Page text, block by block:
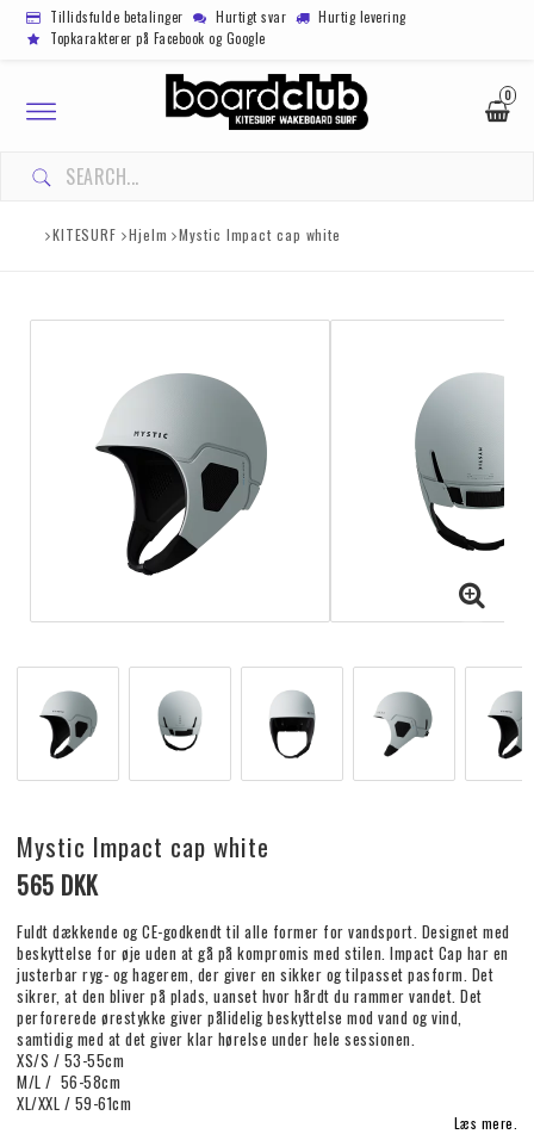
Tillidsfulde betalinger Hurtigt svar
Hurtig levering
Topkarakterer på Facebook og Google
0
Toggle
navigation
KITESURF Hjelm Mystic Impact cap white
Mystic Impact cap white
565 DKK
Fuldt dækkende og CE-godkendt til alle former for vandsport. Designet med
beskyttelse for øje uden at gå på kompromis med stilen. Impact Cap har en
justerbar ryg- og hagerem, der giver en sikker og tilpasset pasform. Det
sikrer, at den bliver på plads, uanset hvor hårdt du rammer vandet. Det
perforerede ørestykke giver pålidelig beskyttelse mod vand og vind,
samtidig med at det giver klar hørelse under hele sessionen.
XS/S / 53-55cm
M/L / 56-58cm
XL/XXL / 59-61cm
Læs mere.